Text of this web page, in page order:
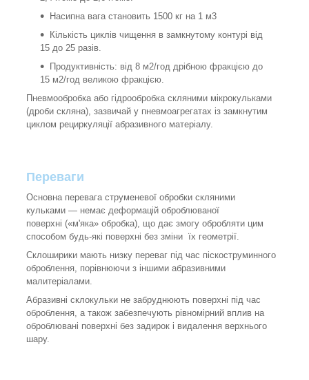
Насипна вага становить 1500 кг на 1 м3
Кількість циклів чищення в замкнутому контурі від
15 до 25 разів.
Продуктивність: від 8 м2/год дрібною фракцією до
15 м2/год великою фракцією.
Пневмообробка або гідрообробка скляними мікрокульками
(дроби скляна), зазвичай у пневмоагрегатах із замкнутим
циклом рециркуляції абразивного матеріалу.
Переваги
Основна перевага струменевої обробки скляними
кульками — немає деформацій оброблюваної
поверхні («м'яка» обробка), що дає змогу обробляти цим
способом будь-які поверхні без зміни їх геометрії.
Склоширики мають низку переваг під час піскоструминного
оброблення, порівнюючи з іншими абразивними
малитеріалами.
Абразивні склокульки не забруднюють поверхні під час
оброблення, а також забезпечують рівномірний вплив на
оброблювані поверхні без задирок і видалення верхнього
шару.